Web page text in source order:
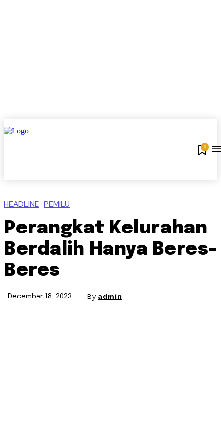
0
HEADLINE PEMILU
Perangkat Kelurahan
Berdalih Hanya Beres-
Beres
December 18, 2023 By admin